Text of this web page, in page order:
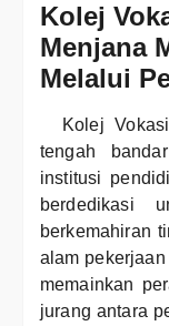
Kolej
Menjana
Melalui
Kolej
tengah
institusi
berdedikasi
berkemahiran
alam
memainkan
jurang antara